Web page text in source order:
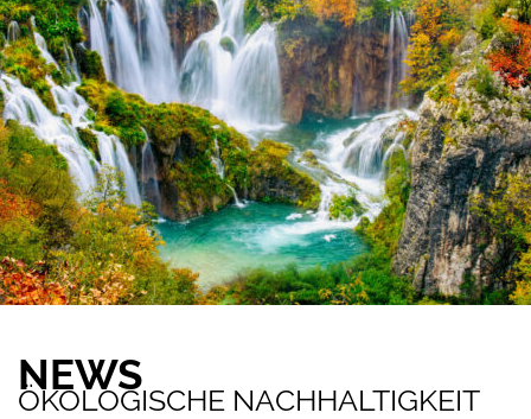
NEWS
ÖKOLOGISCHE NACHHALTIGKEIT